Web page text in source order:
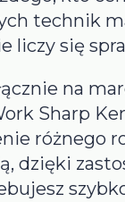
technik
się
na
Sharp
różnego
dzięki